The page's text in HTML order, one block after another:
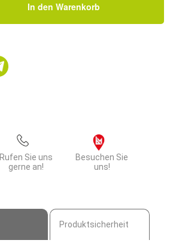
In den Warenkorb
Rufen Sie uns
gerne an!
Besuchen Sie
uns!
Produktsicherheit